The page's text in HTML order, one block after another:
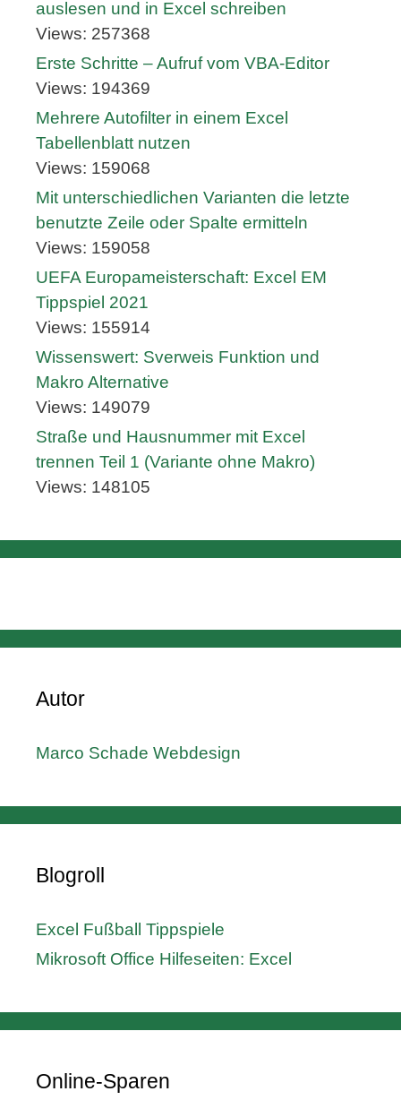
auslesen und in Excel schreiben
Views: 257368
Erste Schritte – Aufruf vom VBA-Editor
Views: 194369
Mehrere Autofilter in einem Excel
Tabellenblatt nutzen
Views: 159068
Mit unterschiedlichen Varianten die letzte
benutzte Zeile oder Spalte ermitteln
Views: 159058
UEFA Europameisterschaft: Excel EM
Tippspiel 2021
Views: 155914
Wissenswert: Sverweis Funktion und
Makro Alternative
Views: 149079
Straße und Hausnummer mit Excel
trennen Teil 1 (Variante ohne Makro)
Views: 148105
Autor
Marco Schade Webdesign
Blogroll
Excel Fußball Tippspiele
Mikrosoft Office Hilfeseiten: Excel
Online-Sparen